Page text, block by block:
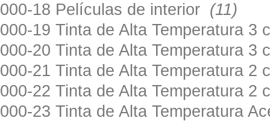
000-18 Películas de interior (11)
000-19 Tinta de Alta Temperatura
000-20 Tinta de Alta Temperatura
000-21 Tinta de Alta Temperatura
000-22 Tinta de Alta Temperatura
000-23 Tinta de Alta Temperatura